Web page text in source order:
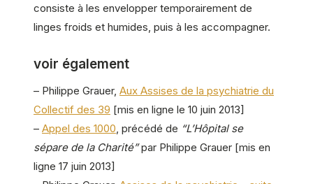
consiste à les envelopper temporairement de
linges froids et humides, puis à les accompagner.
voir également
– Philippe Grauer, Aux Assises de la psychiatrie du
Collectif des 39 [mis en ligne le 10 juin 2013]
– Appel des 1000 , précédé de “L’Hôpital se
sépare de la Charité”par Philippe Grauer [mis en
ligne 17 juin 2013]